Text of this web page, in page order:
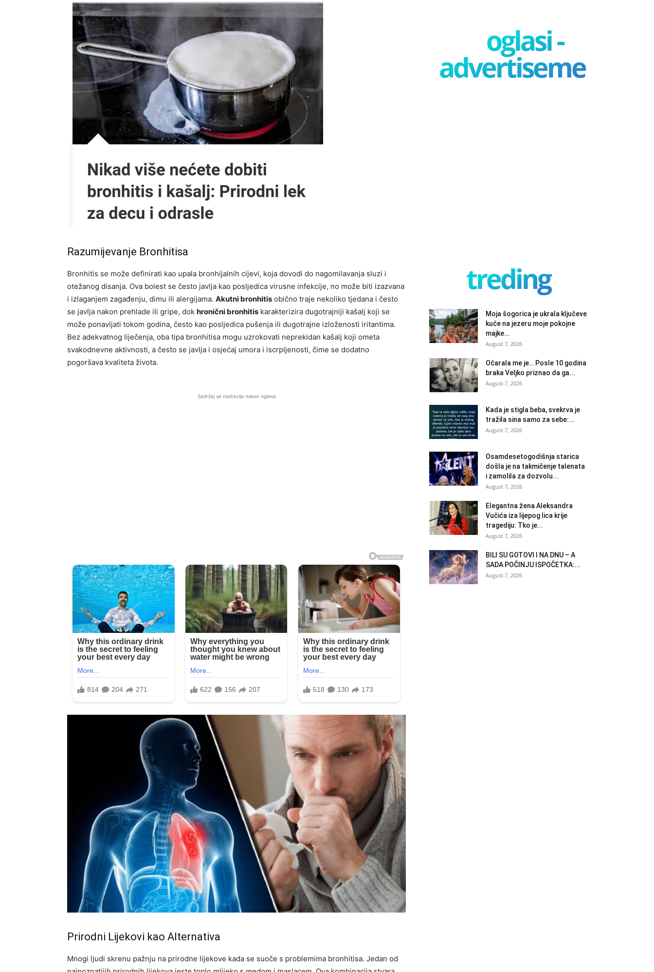
Razumijevanje Bronhitisa
Bronhitis se može definirati kao upala bronhijalnih cijevi, koja dovodi do nagomilavanja sluzi i
otežanog disanja. Ova bolest se često javlja kao posljedica virusne infekcije, no može biti izazvana
i izlaganjem zagađenju, dimu ili alergijama. Akutni bronhitis obično traje nekoliko tjedana i često
se javlja nakon prehlade ili gripe, dok hronični bronhitis karakterizira dugotrajniji kašalj koji se
može ponavljati tokom godina, često kao posljedica pušenja ili dugotrajne izloženosti iritantima.
Bez adekvatnog liječenja, oba tipa bronhitisa mogu uzrokovati neprekidan kašalj koji ometa
svakodnevne aktivnosti, a često se javlja i osjećaj umora i iscrpljenosti, čime se dodatno
pogoršava kvaliteta života.
Sadržaj se nastavlja nakon oglasa
Prirodni Lijekovi kao Alternativa
Mnogi ljudi skrenu pažnju na prirodne lijekove kada se suoče s problemima bronhitisa. Jedan od
oglasi -
advertisement
treding
Moja šogorica je ukrala ključeve
kuće na jezeru moje pokojne
majke...
August 7, 2026
Očarala me je… Posle 10 godina
braka Veljko priznao da ga...
August 7, 2026
Kada je stigla beba, svekrva je
tražila sina samo za sebe:...
August 7, 2026
Osamdesetogodišnja starica
došla je na takmičenje talenata
i zamolila za dozvolu...
August 7, 2026
Elegantna žena Aleksandra
Vučića iza lijepog lica krije
tragediju: Tko je...
August 7, 2026
BILI SU GOTOVI I NA DNU – A
SADA POČINJU ISPOČETKA:...
August 7, 2026